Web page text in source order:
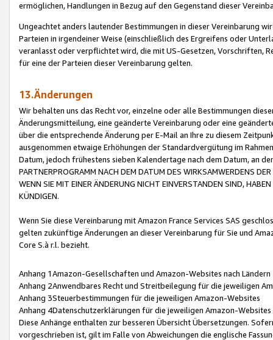
ermöglichen, Handlungen in Bezug auf den Gegenstand dieser
Ungeachtet anders lautender Bestimmungen in dieser Vereinbarung
Parteien in irgendeiner Weise (einschließlich des Ergreifens oder
veranlasst oder verpflichtet wird, die mit US-Gesetzen, Vorschriften,
für eine der Parteien dieser Vereinbarung gelten.
13.Änderungen
Wir behalten uns das Recht vor, einzelne oder alle Bestimmungen
Änderungsmitteilung, eine geänderte Vereinbarung oder eine
über die entsprechende Änderung per E-Mail an Ihre zu diesem
ausgenommen etwaige Erhöhungen der Standardvergütung im
Datum, jedoch frühestens sieben Kalendertage nach dem Datum, an
PARTNERPROGRAMM NACH DEM DATUM DES WIRKSAMWERDENS
WENN SIE MIT EINER ÄNDERUNG NICHT EINVERSTANDEN SIND,
KÜNDIGEN.
Wenn Sie diese Vereinbarung mit Amazon France Services SAS
gelten zukünftige Änderungen an dieser Vereinbarung für Sie und
Core S.à r.l. bezieht.
Anhang 1Amazon-Gesellschaften und Amazon-Websites nach Ländern
Anhang 2Anwendbares Recht und Streitbeilegung für die jeweiligen
Anhang 3Steuerbestimmungen für die jeweiligen Amazon-Websites
Anhang 4Datenschutzerklärungen für die jeweiligen Amazon-Websites
Diese Anhänge enthalten zur besseren Übersicht Übersetzungen.
vorgeschrieben ist, gilt im Falle von Abweichungen die englische